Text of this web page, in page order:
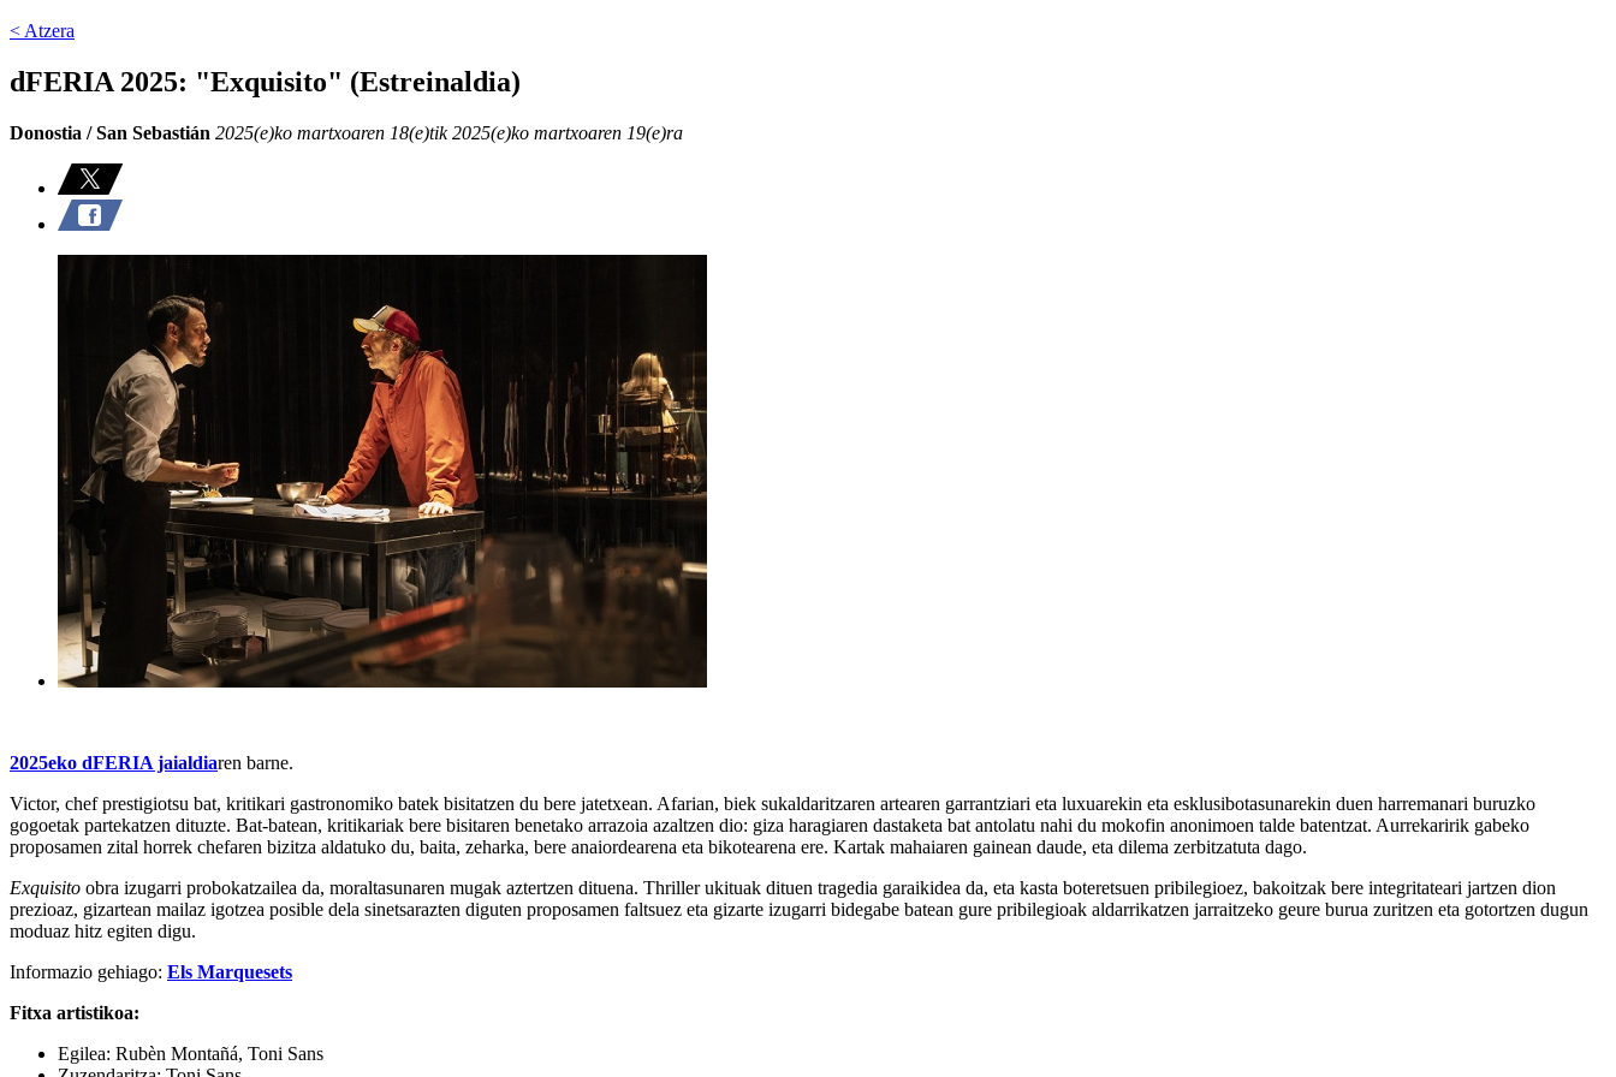
< Atzera
dFERIA 2025: "Exquisito" (Estreinaldia)
Donostia / San Sebastián 2025(e)ko martxoaren 18(e)tik 2025(e)ko martxoaren 19(e)ra
2025eko dFERIA jaialdiaren barne.
Victor, chef prestigiotsu bat, kritikari gastronomiko batek bisitatzen du bere jatetxean. Afarian, biek sukaldaritzaren artearen garrantziari eta luxuarekin eta esklusibotasunarekin duen harremanari buruzko
gogoetak partekatzen dituzte. Bat-batean, kritikariak bere bisitaren benetako arrazoia azaltzen dio: giza haragiaren dastaketa bat antolatu nahi du mokofin anonimoen talde batentzat. Aurrekaririk gabeko
proposamen zital horrek chefaren bizitza aldatuko du, baita, zeharka, bere anaiordearena eta bikotearena ere. Kartak mahaiaren gainean daude, eta dilema zerbitzatuta dago.
Exquisito obra izugarri probokatzailea da, moraltasunaren mugak aztertzen dituena. Thriller ukituak dituen tragedia garaikidea da, eta kasta boteretsuen pribilegioez, bakoitzak bere integritateari jartzen dion
prezioaz, gizartean mailaz igotzea posible dela sinetsarazten diguten proposamen faltsuez eta gizarte izugarri bidegabe batean gure pribilegioak aldarrikatzen jarraitzeko geure burua zuritzen eta gotortzen dugun
moduaz hitz egiten digu.
Informazio gehiago: Els Marquesets
Fitxa artistikoa:
Egilea: Rubèn Montañá, Toni Sans